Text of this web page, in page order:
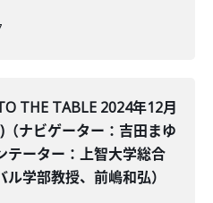
THE TABLE 2024年12月
（ナビゲーター：吉田まゆ
テーター：上智大学総合
ル学部教授、前嶋和弘）